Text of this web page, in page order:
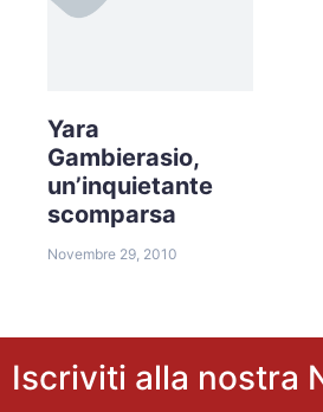
Yara
Gambierasio,
un’inquietante
scomparsa
Novembre 29, 2010
Iscriviti alla nostra